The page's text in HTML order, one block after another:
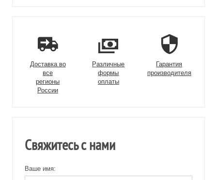
Доставка во
все
регионы
России
Различные
формы
оплаты
Гарантия
производителя
Свяжитесь с нами
Ваше имя: